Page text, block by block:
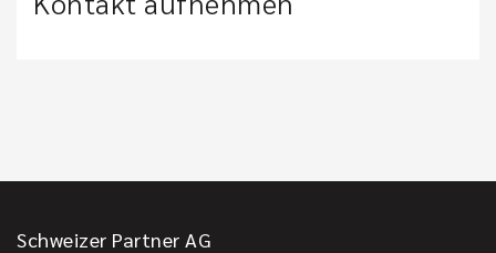
Schweizer Partner AG